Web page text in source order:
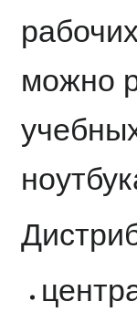
можно